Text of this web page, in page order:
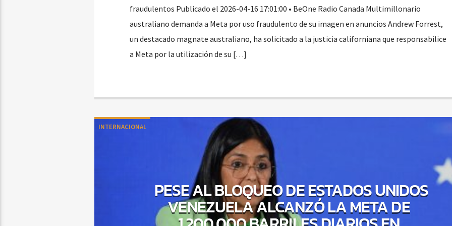
fraudulentos Publicado el 2026-04-16 17:01:00 • BeOne Radio Canada Multimillonario
australiano demanda a Meta por uso fraudulento de su imagen en anuncios Andrew Forrest,
un destacado magnate australiano, ha solicitado a la justicia californiana que responsabilice
a Meta por la utilización de su […]
INTERNACIONAL
PESE AL BLOQUEO DE ESTADOS UNIDOS
VENEZUELA ALCANZÓ LA META DE